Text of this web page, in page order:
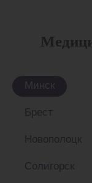
Минск
Брест
Новополоцк
Солигорск